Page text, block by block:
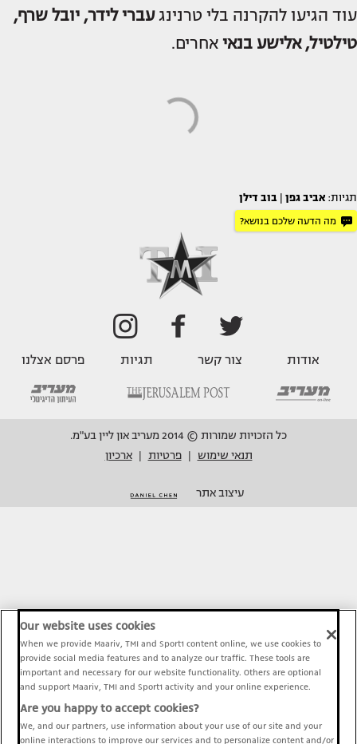
עוד הגיעו להקרנה בלי טרנינגעברי לידר, יובל שרף,
טילטיל, אלישע בנאי אחרים.
תגיות: אביב גפן בוב דילן
מה הדעה שלכם בנושא?
אודות צור קשר תגיות פרסם אצלנו
כל הזכויות שמורות © 2014 מעריב און ליין בע"מ.
תנאי שימוש
פרטיות ארכיון
עיצוב אתר
Our website uses cookies
When we provide Maariv, TMI and Sport1 content online, we use cookies to
provide social media features and to analyze our traffic. These tools are
important and necessary for our website functionality. Others are optional
and support Maariv, TMI and Sport1 activity and your online experience.
Are you happy to accept cookies?
We, and our partners, use information about your use of our site and your
online interactions to improve our services and to personalize content and/or